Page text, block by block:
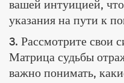
вашей интуицией,
указания на пути к
3. Рассмотрите свои
Матрица судьбы
важно понимать,